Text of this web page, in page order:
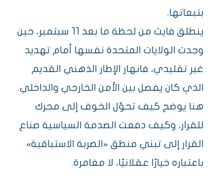
بتبعاتها.
ينطلق فايث من لحظة ما بعد 11 سبتمبر، حين
وجدت الولايات المتحدة نفسها أمام تهديد
غير تقليدي، فانهار الإطار الذهني القديم
الذي كان يفصل بين الأمن الخارجي والداخلي.
هنا يوضح كيف تحوّل الخوف إلى محرك
للقرار، وكيف دفعت الصدمة السياسية صناع
القرار إلى تبني منطق «الضربة الاستباقية»
باعتباره خيارًا عقلانيًا، لا مغامرة.